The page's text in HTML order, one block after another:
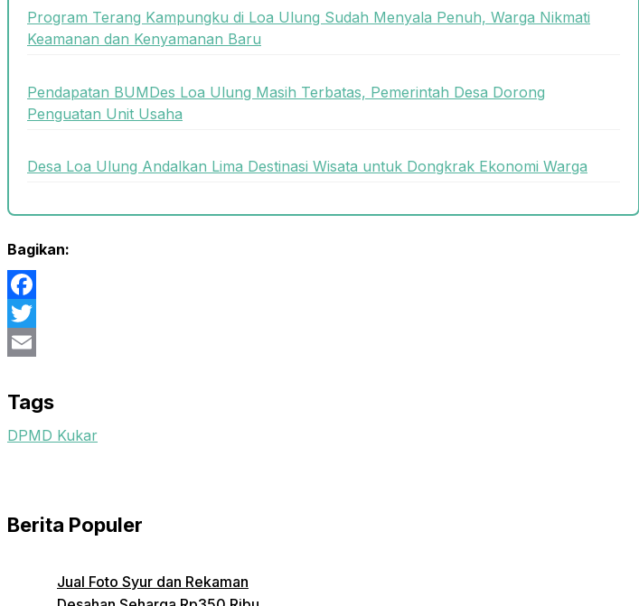
Program Terang Kampungku di Loa Ulung Sudah Menyala Penuh, Warga Nikmati
Keamanan dan Kenyamanan Baru
Pendapatan BUMDes Loa Ulung Masih Terbatas, Pemerintah Desa Dorong
Penguatan Unit Usaha
Desa Loa Ulung Andalkan Lima Destinasi Wisata untuk Dongkrak Ekonomi Warga
Bagikan:
Facebook
Twitter
Tags
DPMD Kukar
Berita Populer
Jual Foto Syur dan Rekaman